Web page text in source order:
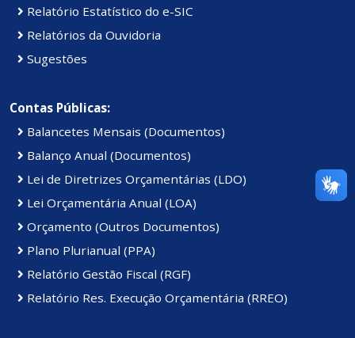
Relatório Estatístico do e-SIC
Relatórios da Ouvidoria
Sugestões
Contas Públicas:
Balancetes Mensais (Documentos)
Balanço Anual (Documentos)
Lei de Diretrizes Orçamentárias (LDO)
Lei Orçamentária Anual (LOA)
Orçamento (Outros Documentos)
Plano Plurianual (PPA)
Relatório Gestão Fiscal (RGF)
Relatório Res. Execução Orçamentária (RREO)